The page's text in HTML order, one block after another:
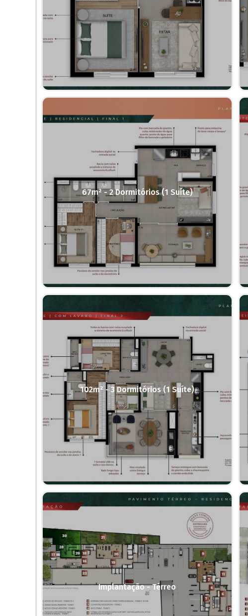
67m² - 2 Dormitórios (1 Suíte)
102m² - 3 Dormitórios (1 Suíte)
Implantação - Térreo